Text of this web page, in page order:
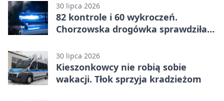
30 lipca 2026
82 kontrole i 60 wykroczeń.
Chorzowska drogówka sprawdziła
30 lipca 2026
Kieszonkowcy nie robią sobie
wakacji. Tłok sprzyja kradzieżom